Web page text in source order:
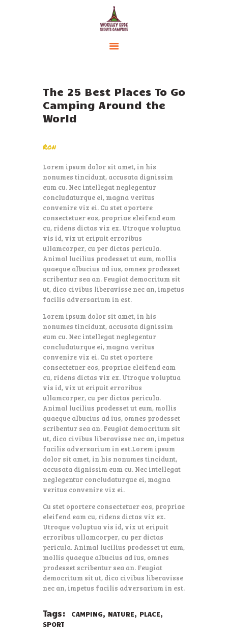
ACTIVITIES
BOOKING
AMENITIES
GALLERY
CONTACT US
The 25 Best Places To Go
Camping Around the
World
Ron
Lorem ipsum dolor sit amet, in his
nonumes tincidunt, accusata dignissim
eum cu. Nec intellegat neglegentur
concludaturque ei, magna veritus
convenire vix ei. Cu stet oportere
consectetuer eos, propriae eleifend eam
cu, ridens dictas vix ex. Utroque voluptua
vis id, vix ut eripuit erroribus
ullamcorper, cu per dictas pericula.
Animal lucilius prodesset ut eum, mollis
quaeque albucius ad ius, omnes prodesset
scribentur sea an. Feugiat democritum sit
ut, dico civibus liberavisse nec an, impetus
facilis adversarium in est.
Lorem ipsum dolor sit amet, in his
nonumes tincidunt, accusata dignissim
eum cu. Nec intellegat neglegentur
concludaturque ei, magna veritus
convenire vix ei. Cu stet oportere
consectetuer eos, propriae eleifend eam
cu, ridens dictas vix ex. Utroque voluptua
vis id, vix ut eripuit erroribus
ullamcorper, cu per dictas pericula.
Animal lucilius prodesset ut eum, mollis
quaeque albucius ad ius, omnes prodesset
scribentur sea an. Feugiat democritum sit
ut, dico civibus liberavisse nec an, impetus
facilis adversarium in est.Lorem ipsum
dolor sit amet, in his nonumes tincidunt,
accusata dignissim eum cu. Nec intellegat
neglegentur concludaturque ei, magna
veritus convenire vix ei.
Cu stet oportere consectetuer eos, propriae
eleifend eam cu, ridens dictas vix ex.
Utroque voluptua vis id, vix ut eripuit
erroribus ullamcorper, cu per dictas
pericula. Animal lucilius prodesset ut eum,
mollis quaeque albucius ad ius, omnes
prodesset scribentur sea an. Feugiat
democritum sit ut, dico civibus liberavisse
nec an, impetus facilis adversarium in est.
Tags: CAMPING, NATURE, PLACE,
SPORT